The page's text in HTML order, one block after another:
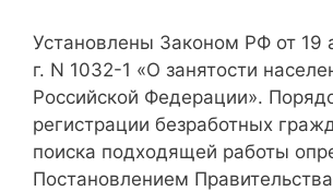
Установлены Законом РФ от 19
г. N 1032-1 «О занятости
Российской Федерации».
регистрации безработных
поиска подходящей работы
Постановлением